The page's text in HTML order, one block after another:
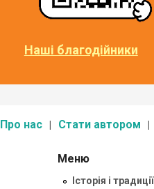
Наші благодійники
Про нас Стати автором
Меню
Історія і традиції